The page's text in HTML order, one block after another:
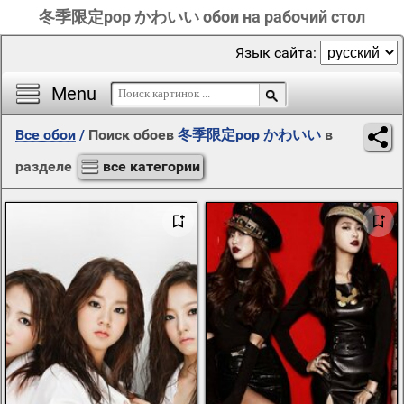
冬季限定pop かわいい обои на рабочий стол
Menu
Язык сайта:
Все обои / Поиск обоев 冬季限定pop かわいい в
разделе
все категории